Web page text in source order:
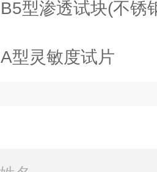
B5型渗透试块(不锈
A型灵敏度试片